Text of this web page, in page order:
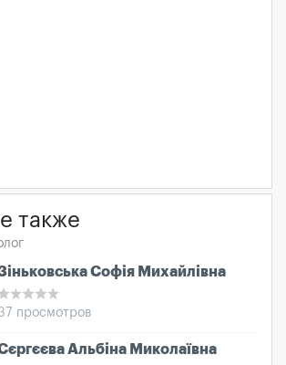
также
Софія Михайлівна
просмотров
Альбіна Миколаївна